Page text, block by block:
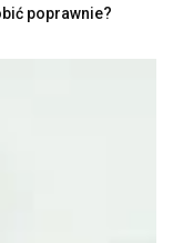
poprawnie?